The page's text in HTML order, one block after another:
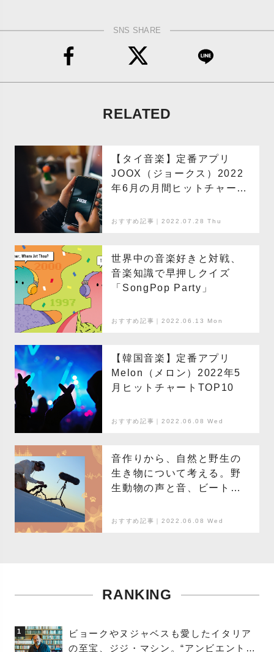
SNS SHARE
RELATED
【タイ音楽】定番アプリ
JOOX（ジョークス）2022
年6月の月間ヒットチャート
おすすめ記事｜2022.07.28 Thu
世界中の音楽好きと対戦、
音楽知識で早押しクイズ
「SongPop Party」
おすすめ記事｜2022.06.13 Mon
【韓国音楽】定番アプリ
Melon（メロン）2022年5
月ヒットチャートTOP10
おすすめ記事｜2022.06.08 Wed
音作りから、自然と野生の
生き物について考える。野
生動物の声と音、ビートを
Box」
おすすめ記事｜2022.06.08 Wed
RANKING
1
ビョークやヌジャベスも愛したイタリア
の至宝、ジジ・マシン。“アンビエントの